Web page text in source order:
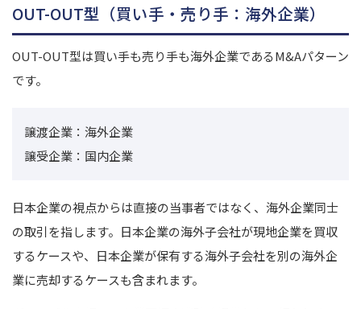
OUT-OUT型（買い手・売り手：海外企業）
OUT-OUT型は買い手も売り手も海外企業であるM&Aパターン
です。
譲渡企業：海外企業
譲受企業：国内企業
日本企業の視点からは直接の当事者ではなく、海外企業同士
の取引を指します。 日本企業の海外子会社が現地企業を買収
するケースや、日本企業が保有する海外子会社を別の海外企
業に売却するケースも含まれます。